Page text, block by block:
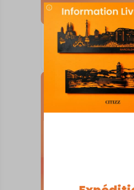
SKYLINE SUR
Aix Sainte-